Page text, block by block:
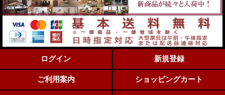
ログイン 新規登録
ご利用案内 ショッピングカート